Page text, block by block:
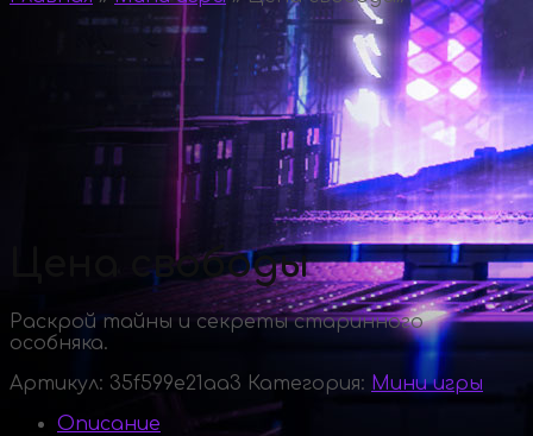
Цена свободы
Раскрой тайны и секреты старинного
особняка.
Артикул: 35f599e21aa3 Категория: Мини игры
Описание